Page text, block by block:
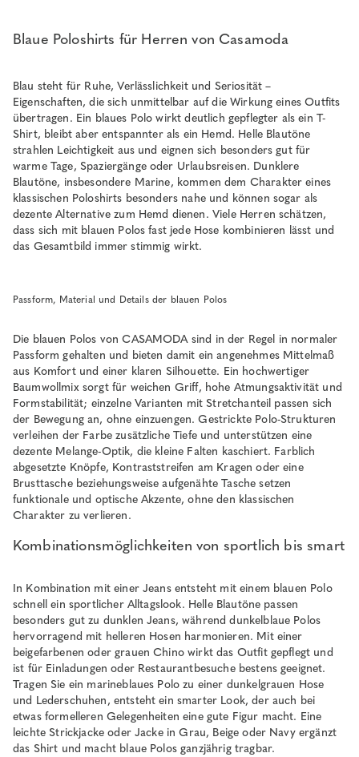
Blaue Poloshirts für Herren von Casamoda
Blau steht für Ruhe, Verlässlichkeit und Seriosität –
Eigenschaften, die sich unmittelbar auf die Wirkung eines Outfits
übertragen. Ein blaues Polo wirkt deutlich gepflegter als ein T-
Shirt, bleibt aber entspannter als ein Hemd. Helle Blautöne
strahlen Leichtigkeit aus und eignen sich besonders gut für
warme Tage, Spaziergänge oder Urlaubsreisen. Dunklere
Blautöne, insbesondere Marine, kommen dem Charakter eines
klassischen Poloshirts besonders nahe und können sogar als
dezente Alternative zum Hemd dienen. Viele Herren schätzen,
dass sich mit blauen Polos fast jede Hose kombinieren lässt und
das Gesamtbild immer stimmig wirkt.
Passform, Material und Details der blauen Polos
Die blauen Polos von CASAMODA sind in der Regel in normaler
Passform gehalten und bieten damit ein angenehmes Mittelmaß
aus Komfort und einer klaren Silhouette. Ein hochwertiger
Baumwollmix sorgt für weichen Griff, hohe Atmungsaktivität und
Formstabilität; einzelne Varianten mit Stretchanteil passen sich
der Bewegung an, ohne einzuengen. Gestrickte Polo-Strukturen
verleihen der Farbe zusätzliche Tiefe und unterstützen eine
dezente Melange-Optik, die kleine Falten kaschiert. Farblich
abgesetzte Knöpfe, Kontraststreifen am Kragen oder eine
Brusttasche beziehungsweise aufgenähte Tasche setzen
funktionale und optische Akzente, ohne den klassischen
Charakter zu verlieren.
Kombinationsmöglichkeiten von sportlich bis smart
In Kombination mit einer Jeans entsteht mit einem blauen Polo
schnell ein sportlicher Alltagslook. Helle Blautöne passen
besonders gut zu dunklen Jeans, während dunkelblaue Polos
hervorragend mit helleren Hosen harmonieren. Mit einer
beigefarbenen oder grauen Chino wirkt das Outfit gepflegt und
ist für Einladungen oder Restaurantbesuche bestens geeignet.
Tragen Sie ein marineblaues Polo zu einer dunkelgrauen Hose
und Lederschuhen, entsteht ein smarter Look, der auch bei
etwas formelleren Gelegenheiten eine gute Figur macht. Eine
leichte Strickjacke oder Jacke in Grau, Beige oder Navy ergänzt
das Shirt und macht blaue Polos ganzjährig tragbar.